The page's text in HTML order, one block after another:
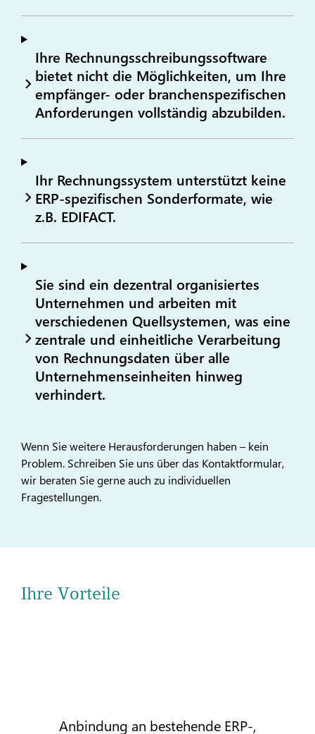
Ihre Rechnungsschreibungssoftware
bietet nicht die Möglichkeiten, um Ihre
empfänger- oder branchenspezifischen
Anforderungen vollständig abzubilden.
Ihr Rechnungssystem unterstützt keine
ERP-spezifischen Sonderformate, wie
z.B. EDIFACT.
Sie sind ein dezentral organisiertes
Unternehmen und arbeiten mit
verschiedenen Quellsystemen, was eine
zentrale und einheitliche Verarbeitung
von Rechnungsdaten über alle
Unternehmenseinheiten hinweg
verhindert.
Wenn Sie weitere Herausforderungen haben – kein
Problem. Schreiben Sie uns über das Kontaktformular,
wir beraten Sie gerne auch zu individuellen
Fragestellungen.
Ihre Vorteile
Anbindung an bestehende ERP-,